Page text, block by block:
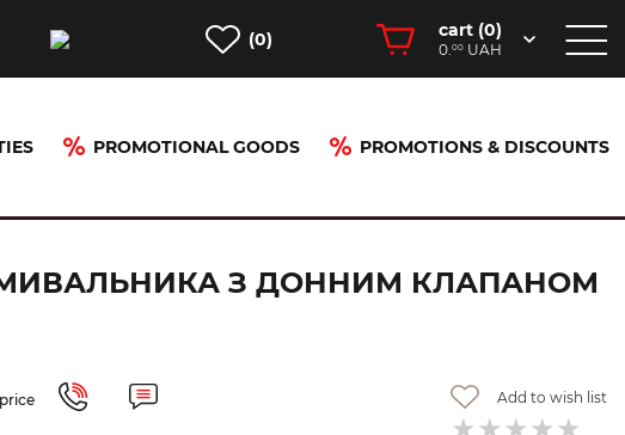
(0) cart (0)
0.00 UAH
PROMOTIONAL GOODS PROMOTIONS & DISCOUNTS
клапаном pop-up, Polished Gold Optic (49011990)
УМИВАЛЬНИКА З ДОННИМ КЛАПАНОМ
Add to wish list